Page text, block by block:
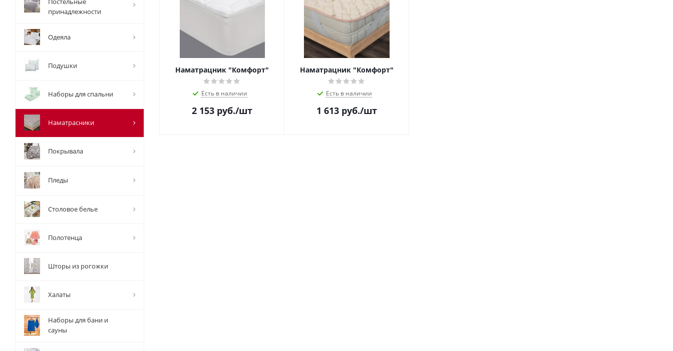
Наматрацник "Комфорт"
Есть в наличии
2 153 руб./шт
Наматрацник "Комфорт"
Есть в наличии
1 613 руб./шт
принадлежности
Одеяла
Подушки
Наборы для спальни
Наматрасники
Покрывала
Пледы
Столовое белье
Полотенца
Шторы из рогожки
Халаты
Наборы для бани и
сауны